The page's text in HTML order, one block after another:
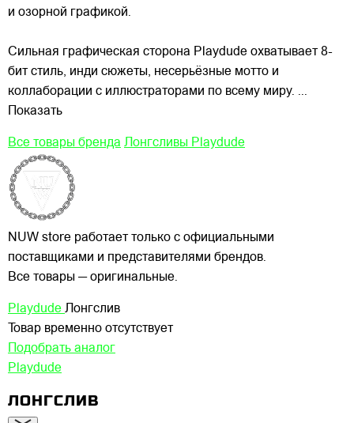
и озорной графикой.
Сильная графическая сторона Playdude охватывает 8-
бит стиль, инди сюжеты, несерьёзные мотто и
коллаборации с иллюстраторами по всему миру. ...
Показать
Все товары бренда Лонгсливы Playdude
NUW store работает только с официальными
поставщиками и представителями брендов.
Все товары — оригинальные.
Playdude Лонгслив
Товар временно отсутствует
Подобрать аналог
Playdude
ЛОНГСЛИВ